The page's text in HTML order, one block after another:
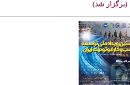
(برگزار شد)